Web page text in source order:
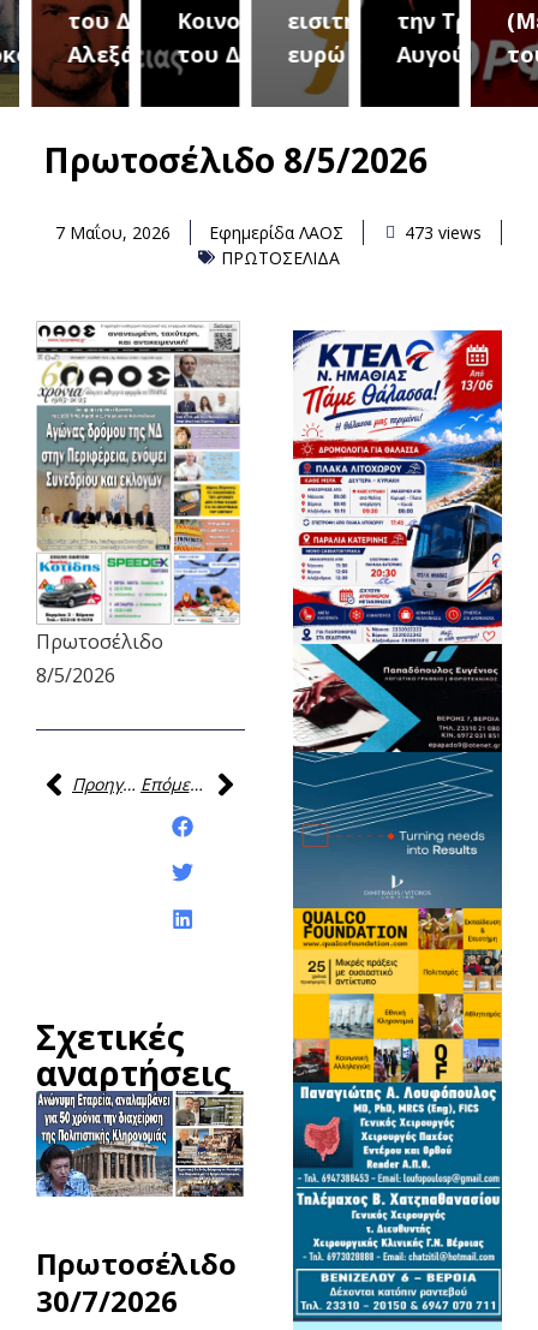
του Δήμου
Αλεξάνδρειας
Κοινοτήτων
του Δήμου
εισιτήριο 2
ευρώ
την Τρίτη 18
Αυγούστουτου
Πρωτοσέλιδο 8/5/2026
7 Μαΐου, 2026 Εφημερίδα ΛΑΟΣ
473 views
ΠΡΩΤΟΣΕΛΙΔΑ
Πρωτοσέλιδο
8/5/2026
Προηγούμενη
Επόμενη
Σχετικές
αναρτήσεις
Πρωτοσέλιδο
30/7/2026